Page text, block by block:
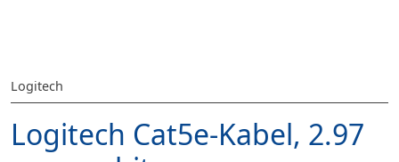
Logitech
Logitech Cat5e-Kabel, 2.97